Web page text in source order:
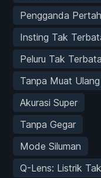
Pengganda
Insting Tak
Peluru Tak
Tanpa Muat Ulang
Akurasi Super
Tanpa Gegar
Mode Siluman
Q-Lens: Listrik